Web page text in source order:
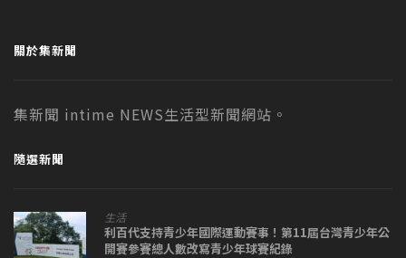
關於集新聞
集新聞 intime NEWS生活型新聞網站。
隨選新聞
生活
利百代支持青少年國際運動賽事！第11屆台灣青少年公
開賽參賽總人數改寫青少年球賽紀錄